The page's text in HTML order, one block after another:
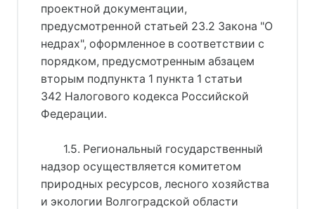
проектной документации,
предусмотренной статьей 23.2 Закона "О
недрах", оформленное в соответствии с
порядком, предусмотренным абзацем
вторым подпункта 1 пункта 1 статьи
342 Налогового кодекса Российской
Федерации.
1.5. Региональный государственный
надзор осуществляется комитетом
природных ресурсов, лесного хозяйства
и экологии Волгоградской области